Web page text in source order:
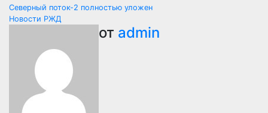
Навигация
записям
Северный поток-2 полностью уложен
Новости РЖД
от admin